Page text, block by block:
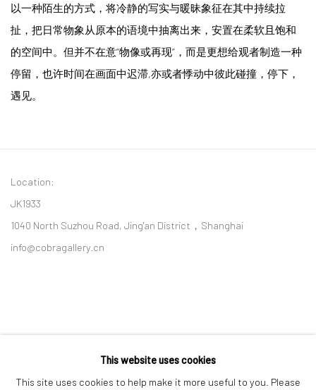
以一种陌生的方式，将冷静的写实与暖昧象征在其中持续拉
扯，把日常物象从原本的语境中抽离出来，安置在柔软且饱和
的空间中。但并不在意“物像或再现”，而是更想给观者制造一种
停留，也许时间在画面中迟滞,亦或者悸动中彼此碰撞，停下，
遇见。
Location:
JK1933
1040 North Suzhou Road, Jing'an District，Shanghai
info@cobragallery.cn
Follow us on WeChat
This website uses cookies
This site uses cookies to help make it more useful to you. Please